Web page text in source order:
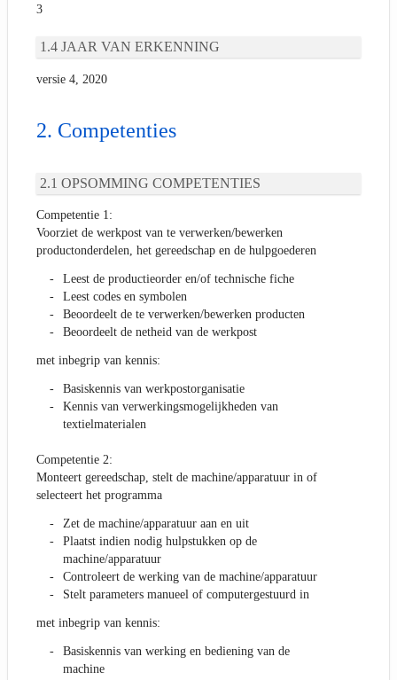
3
JAAR VAN ERKENNING
versie 4, 2020
Competenties
OPSOMMING COMPETENTIES
Competentie 1:
Voorziet de werkpost van te verwerken/bewerken
productonderdelen, het gereedschap en de hulpgoederen
Leest de productieorder en/of technische fiche
Leest codes en symbolen
Beoordeelt de te verwerken/bewerken producten
Beoordeelt de netheid van de werkpost
met inbegrip van kennis:
Basiskennis van werkpostorganisatie
Kennis van verwerkingsmogelijkheden van
textielmaterialen
Competentie 2:
Monteert gereedschap, stelt de machine/apparatuur in of
selecteert het programma
Zet de machine/apparatuur aan en uit
Plaatst indien nodig hulpstukken op de
machine/apparatuur
Controleert de werking van de machine/apparatuur
Stelt parameters manueel of computergestuurd in
met inbegrip van kennis:
Basiskennis van werking en bediening van de
machine